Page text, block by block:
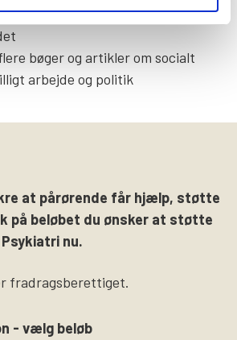
indenfor social- og
bøger og artikler om socialt
arbejde og politik
at pårørende får hjælp, støtte
på beløbet du ønsker at støtte
nu.
fradragsberettiget.
- vælg beløb